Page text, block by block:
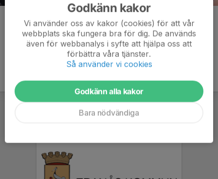
Kommentarer
Godkänn kakor
Vi använder oss av kakor (cookies) för att vår
webbplats ska fungera bra för dig. De används
även för webbanalys i syfte att hjälpa oss att
förbättra våra tjänster.
Så använder vi cookies
Godkänn alla kakor
Bara nödvändiga